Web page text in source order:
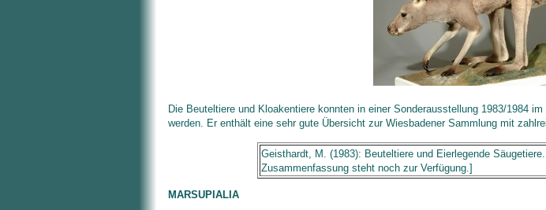
Die Beuteltiere und Kloakentiere konnten in einer Sonderausstellung 1983/1984
werden. Er enthält eine sehr gute Übersicht zur Wiesbadener Sammlung mit
Geisthardt, M. (1983): Beuteltiere und Eierlegende
Zusammenfassung steht noch zur Verfügung.]
MARSUPIALIA